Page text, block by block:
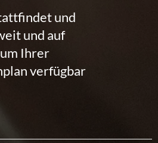
und
und auf
Ihrer
verfügbar